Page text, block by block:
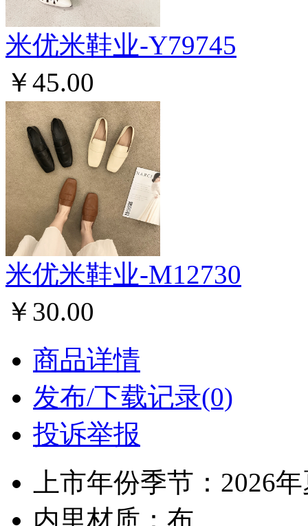
米优米鞋业-Y79745
￥45.00
米优米鞋业-M12730
￥30.00
商品详情
发布/下载记录(0)
投诉举报
上市年份季节：2026
内里材质：布